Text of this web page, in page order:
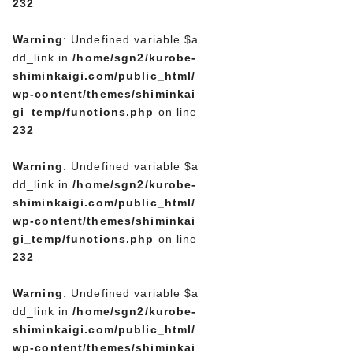
232
Warning: Undefined variable $a
dd_link in/home/sgn2/kurobe-
shiminkaigi.com/public_html/
wp-content/themes/shiminkai
gi_temp/functions.php on line
232
Warning: Undefined variable $a
dd_link in/home/sgn2/kurobe-
shiminkaigi.com/public_html/
wp-content/themes/shiminkai
gi_temp/functions.php on line
232
Warning: Undefined variable $a
dd_link in/home/sgn2/kurobe-
shiminkaigi.com/public_html/
wp-content/themes/shiminkai